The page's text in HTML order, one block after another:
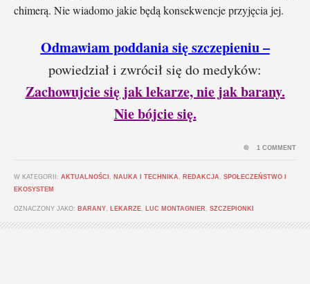
chimerą. Nie wiadomo jakie będą konsekwencje przyjęcia jej.
Odmawiam poddania się szczepieniu –
powiedział i zwrócił się do medyków:
Zachowujcie się jak lekarze, nie jak barany.
Nie bójcie się.
W KATEGORII: AKTUALNOŚCI NAUKA I TECHNIKA REDAKCJA
SPOŁECZEŃSTWO I
EKOSYSTEM
OZNACZONY JAKO: BARANY LEKARZE LUC MONTAGNIER SZCZEPIONKI
1 COMMENT